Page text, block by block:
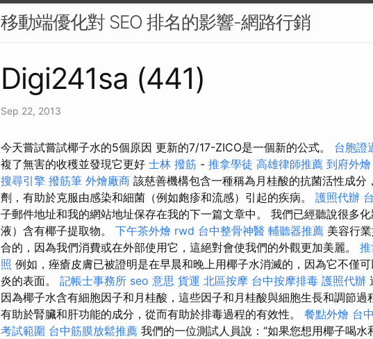
移動端優化對 SEO 排名的影響-網路行銷
Digi241sa (441)
Sep 22, 2013
今天嘗試嘗試椰子水的5個原因 更新的7/17-ZICO是一個新的公式。 台胞證
複了無害的收穫並發現它更好 士林 撥筋 - 推拿學徒 高雄律師推薦 到府外燴
搜尋引擎 撥筋筆 外燴廠商 該慈善機構包含一種稱為月桂酸的抗菌活性成分
劑，有助於克服由感染和細菌（例如皰疹和流感）引起的疾病。 護照代辦
子郵件地址和我的網站地址保存在我的下一篇文章中。 我們已經聽說很多
液）含有椰子提取物。 下午茶外燴 rwd 台中整骨神醫 輔聽器推薦 美容行
合的，因為我們消費或在外部使用它，這絕對會使我們的外觀更加美麗。
照 例如，痤瘡皮膚已被證明是在早晨和晚上用椰子水消滅的，因為它不僅
炎的表面。 記帳士事務所 seo 意思 貨運 北區按摩 台中按摩排毒 護照代辦
因為椰子水含有細胞因子和月桂酸，這些因子和月桂酸與細胞生長和調節過
有助於腎臟和肝功能的成分，從而有助於排毒過程的有效性。 餐點外燴 台
考試範圍 台中筋膜放鬆推薦 我們的一位測試人員說：“如果您想用椰子喝